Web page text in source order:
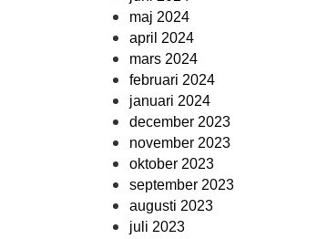
maj 2024
april 2024
mars 2024
februari 2024
januari 2024
december 2023
november 2023
oktober 2023
september 2023
augusti 2023
juli 2023